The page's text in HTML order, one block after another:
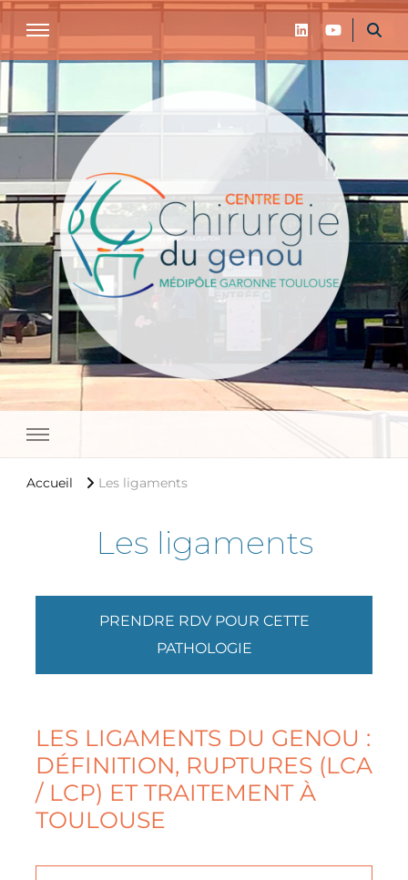
Centre de chirurgie du genou de
Accueil Les ligaments
Les ligaments
PRENDRE RDV POUR CETTE
PATHOLOGIE
LES LIGAMENTS DU GENOU :
DÉFINITION, RUPTURES (LCA
/ LCP) ET TRAITEMENT À
TOULOUSE